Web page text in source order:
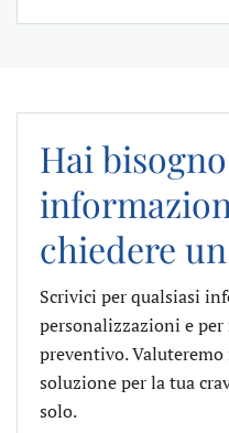
Hai
chiedere
Scrivici per qualsiasi
personalizzazioni e per
preventivo.
soluzione per la tua
solo.